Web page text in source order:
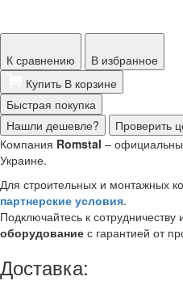
К сравнению
В избранное
Купить В корзине
Быстрая покупка
Нашли дешевле?
Проверить
Компания Romstal –
Украине.
Для строительных и монтажных
партнерские условия.
Подключайтесь к сотрудничеству
оборудование с гарантией от
Доставка: